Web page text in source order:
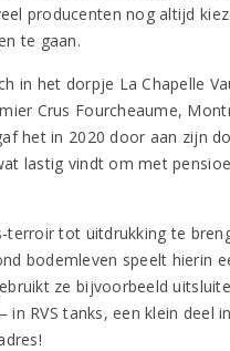
producenten nog altijd
te gaan.
in het dorpje La Chapelle
Crus Fourcheaume,
het in 2020 door aan zijn
lastig vindt om met
terroir tot uitdrukking te
bodemleven speelt hierin
ze bijvoorbeeld
in RVS tanks, een klein